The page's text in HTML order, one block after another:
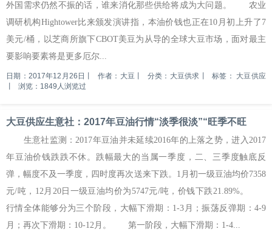
外国需求仍然不振的话，谁来消化那些供给将成为大问题。 农业
调研机构Hightower比来颁发演讲指，本油价钱也正在10月初上升了7
美元/桶，以芝商所旗下CBOT美豆为从导的全球大豆市场，面对最主
要影响要素将是更多厄尔...
日期：2017年12月26日 作者：大豆 分类：大豆供求 标签： 大豆供应
浏览：1849人浏览过
大豆供应生意社：2017年豆油行情“淡季很淡”“旺季不旺
生意社监测：2017年豆油并未延续2016年的上落之势，进入2017
年豆油价钱跌跌不休。跌幅最大的当属一季度，二、三季度触底反
弹，幅度不及一季度，四时度再次送来下跌。1月初一级豆油均价7358
元/吨，12月20日一级豆油均价为5747元/吨，价钱下跌21.89%。
行情全体能够分为三个阶段，大幅下滑期：1-3月；振荡反弹期：4-9
月；再次下滑期：10-12月。 第一阶段，大幅下滑期：1-4...